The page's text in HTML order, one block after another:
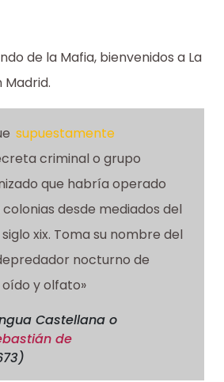
de la Mafia, bienvenidos a La
Madrid.
supuestamente
criminal o grupo
que habría operado
colonias desde mediados del
xix. Toma su nombre del
nocturno de
y olfato»
Castellana o
de